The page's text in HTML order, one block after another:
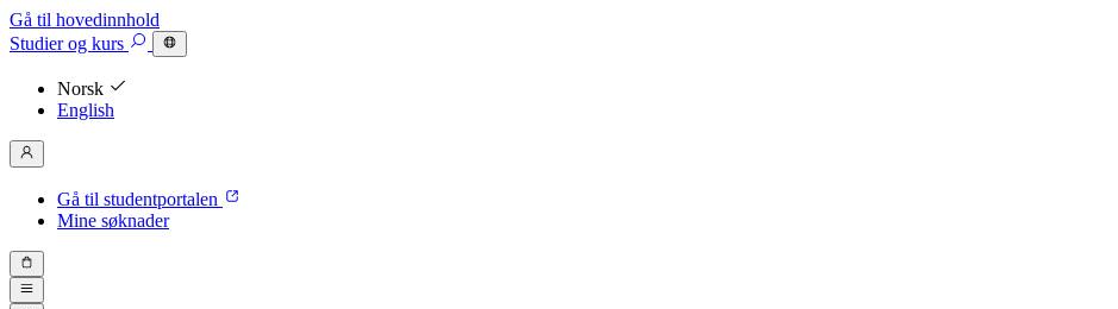
Gå til hovedinnhold
Studierog kurs
Norsk
English
Gå til studentportalen
Mine søknader